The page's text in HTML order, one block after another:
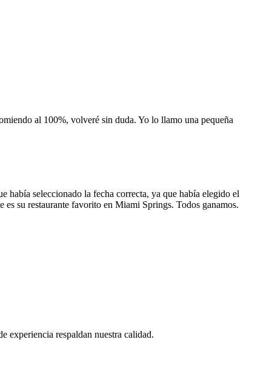
al 100%, volveré sin duda. Yo lo llamo una pequeña
seleccionado la fecha correcta, ya que había elegido el
su restaurante favorito en Miami Springs. Todos ganamos.
experiencia respaldan nuestra calidad.